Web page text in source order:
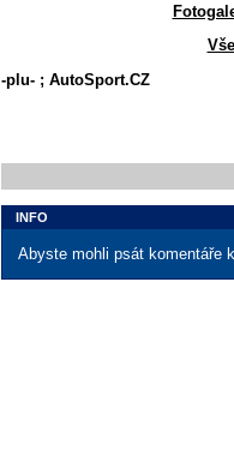
-plu- ; AutoSport.CZ
INFO
Abyste mohli psát komentáře